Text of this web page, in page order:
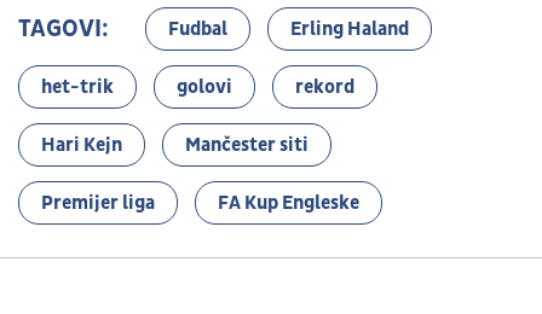
TAGOVI: Fudbal Erling Haland
het-trik golovi rekord
Hari Kejn Mančester siti
Premijer liga FA Kup Engleske